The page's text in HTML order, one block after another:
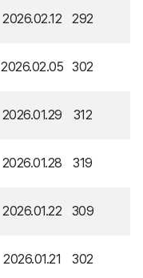
2026.02.12 292
2026.02.05 302
2026.01.29 312
2026.01.28 319
2026.01.22 309
2026.01.21 302